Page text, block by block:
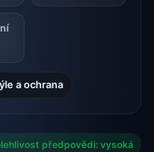
a ochrana
předpovědi: vysoká